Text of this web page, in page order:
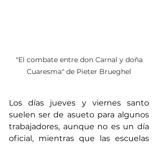
Cuaresma" de Pieter Brueghel
Los días jueves y viernes santo
suelen ser de asueto para algunos
trabajadores, aunque no es un día
oficial, mientras que las escuelas